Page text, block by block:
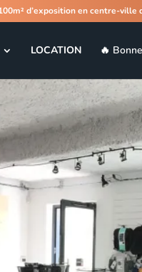
d’exposition en centre-ville
LOCATION 🔥